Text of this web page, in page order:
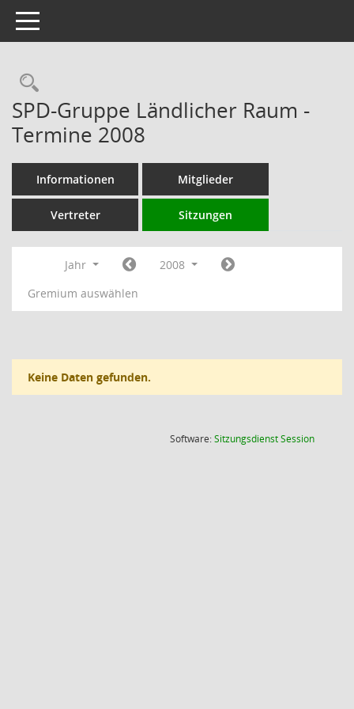
Toggle navigation
Rechercheauswahl
SPD-Gruppe Ländlicher Raum -
Termine 2008
Informationen Mitglieder
Vertreter Sitzungen
Jahr
2008
Gremium auswählen
Keine Daten gefunden.
Software:SitzungsdienstSession(Wird in